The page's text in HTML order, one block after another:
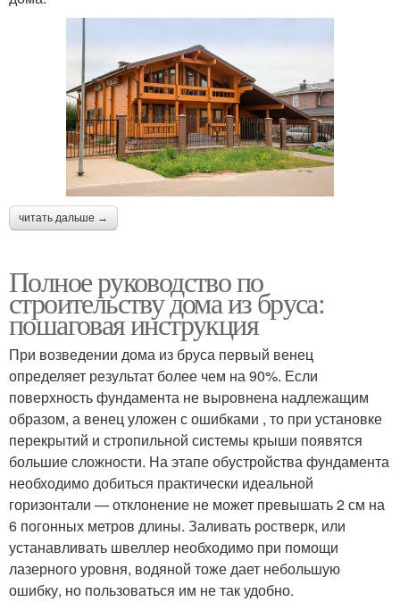
читать дальше →
Полное руководство по
строительству дома из бруса:
пошаговая инструкция
При возведении дома из бруса первый венец
определяет результат более чем на 90%. Если
поверхность фундамента не выровнена надлежащим
образом, а венец уложен с ошибками , то при установке
перекрытий и стропильной системы крыши появятся
большие сложности. На этапе обустройства фундамента
необходимо добиться практически идеальной
горизонтали — отклонение не может превышать 2 см на
6 погонных метров длины. Заливать ростверк, или
устанавливать швеллер необходимо при помощи
лазерного уровня, водяной тоже дает небольшую
ошибку, но пользоваться им не так удобно.